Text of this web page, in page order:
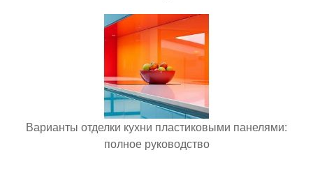
Варианты отделки кухни пластиковыми панелями:
полное руководство